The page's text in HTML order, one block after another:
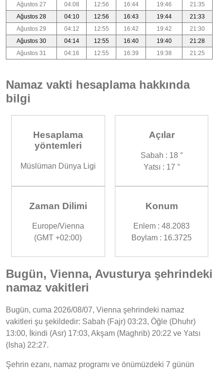
Ağustos 27
04:08 12:56 16:44 19:46
21:35
Ağustos 28
04:10 12:56 16:43 19:44
21:33
Ağustos 29
04:12 12:55 16:42 19:42
21:30
Ağustos 30
04:14 12:55 16:40 19:40
21:28
Ağustos 31
04:16 12:55 16:39 19:38 21:25
Namaz vakti hesaplama hakkında
bilgi
Hesaplama
yöntemleri
Müslüman Dünya Ligi
Açılar
Sabah : 18 °
Yatsı : 17 °
Zaman Dilimi
Europe/Vienna
(GMT +02:00)
Konum
Enlem : 48.2083
Boylam : 16.3725
Bugün, Vienna, Avusturya şehrindeki
namaz vakitleri
Bugün, cuma 2026/08/07, Vienna şehrindeki namaz
vakitleri şu şekildedir: Sabah (Fajr) 03:23, Öğle (Dhuhr)
13:00, İkindi (Asr) 17:03, Akşam (Maghrib) 20:22 ve Yatsı
(Isha) 22:27.
Şehrin ezanı, namaz programı ve önümüzdeki 7 günün